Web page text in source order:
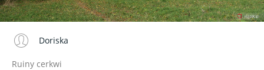
Doriska
Ruiny cerkwi